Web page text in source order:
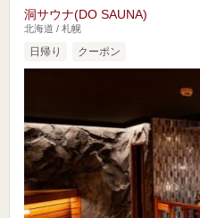
洞サウナ(DO SAUNA)
北海道 / 札幌
日帰り クーポン